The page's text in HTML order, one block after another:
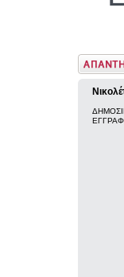
Δημιουργία
απάντησης